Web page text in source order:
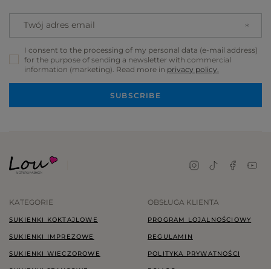
Twój adres email
I consent to the processing of my personal data (e-mail address)
for the purpose of sending a newsletter with commercial
information (marketing). Read more in privacy policy.
SUBSCRIBE
KATEGORIE
SUKIENKI KOKTAJLOWE
SUKIENKI IMPREZOWE
SUKIENKI WIECZOROWE
OBSŁUGA KLIENTA
PROGRAM LOJALNOŚCIOWY
REGULAMIN
POLITYKA PRYWATNOŚCI